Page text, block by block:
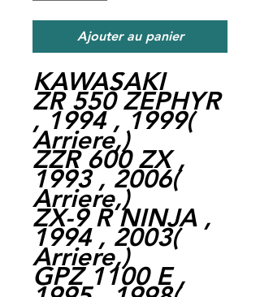
Ajouter au panier
KAWASAKI
ZR 550 ZEPHYR
, 1994 , 1999(
Arriere,)
ZZR 600 ZX ,
1993 , 2006(
Arriere,)
ZX-9 R NINJA ,
1994 , 2003(
Arriere,)
GPZ 1100 E ,